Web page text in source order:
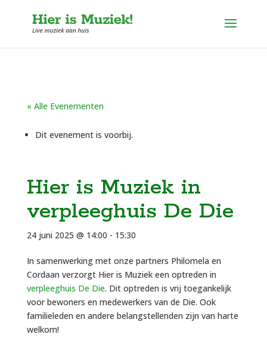
« Alle Evenementen
Dit evenement is voorbij.
Hier is Muziek in
verpleeghuis De Die
24 juni 2025 @ 14:00 - 15:30
In samenwerking met onze partners Philomela en
Cordaan verzorgt Hier is Muziek een optreden in
verpleeghuis De Die. Dit optreden is vrij toegankelijk
voor bewoners en medewerkers van de Die. Ook
familieleden en andere belangstellenden zijn van harte
welkom!